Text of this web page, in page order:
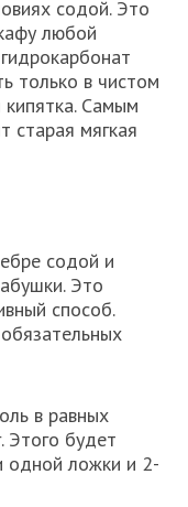
содой. Это
любой
только в чистом
кипятка. Самым
старая мягкая
содой и
Это
способ.
в равных
Этого будет
одной ложки и 2-